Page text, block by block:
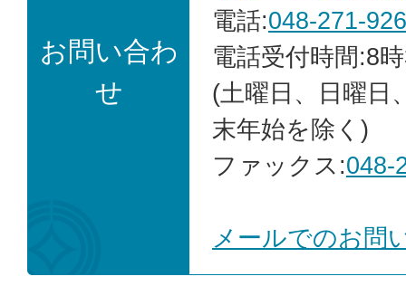
お問い合わ
せ
電話:048-271-
電話受付時間:8
(土曜日、日曜日
末年始を除く)
ファックス:048-
メールでのお問